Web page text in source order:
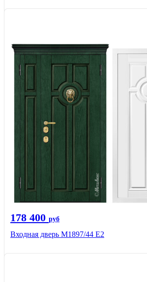
178 400 руб
Входная дверь М1897/44 Е2